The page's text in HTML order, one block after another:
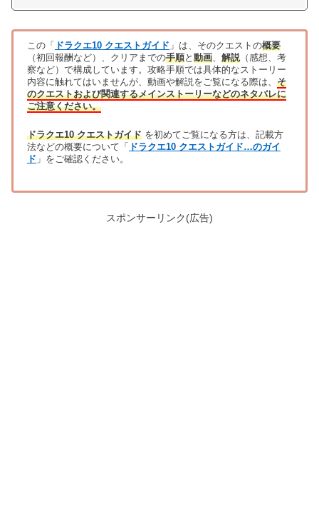
この「 ドラクエ10 クエストガイド 」は、そのクエストの概要
（初回報酬など）、クリアまでの手順と 動画、 解説（感想、考
察など）で構成しています。攻略手順では具体的なストーリー
内容に触れてはいませんが、動画や解説をご覧になる際は、 そ
のクエストおよび関連するメインストーリーなどのネタバレに
ご注意ください。
ドラクエ10 クエストガイドを初めてご覧になる方は、記載方
法などの概要について「
ドラクエ10 クエストガイド…のガイ
ド 」をご確認ください。
スポンサーリンク(広告)